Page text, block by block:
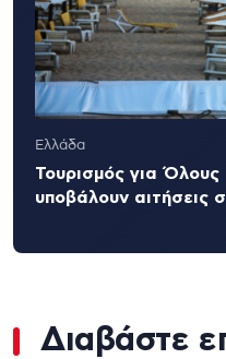
Ελλάδα
Τουρισμός για
υποβάλουν αιτήσεις
Διαβάστε